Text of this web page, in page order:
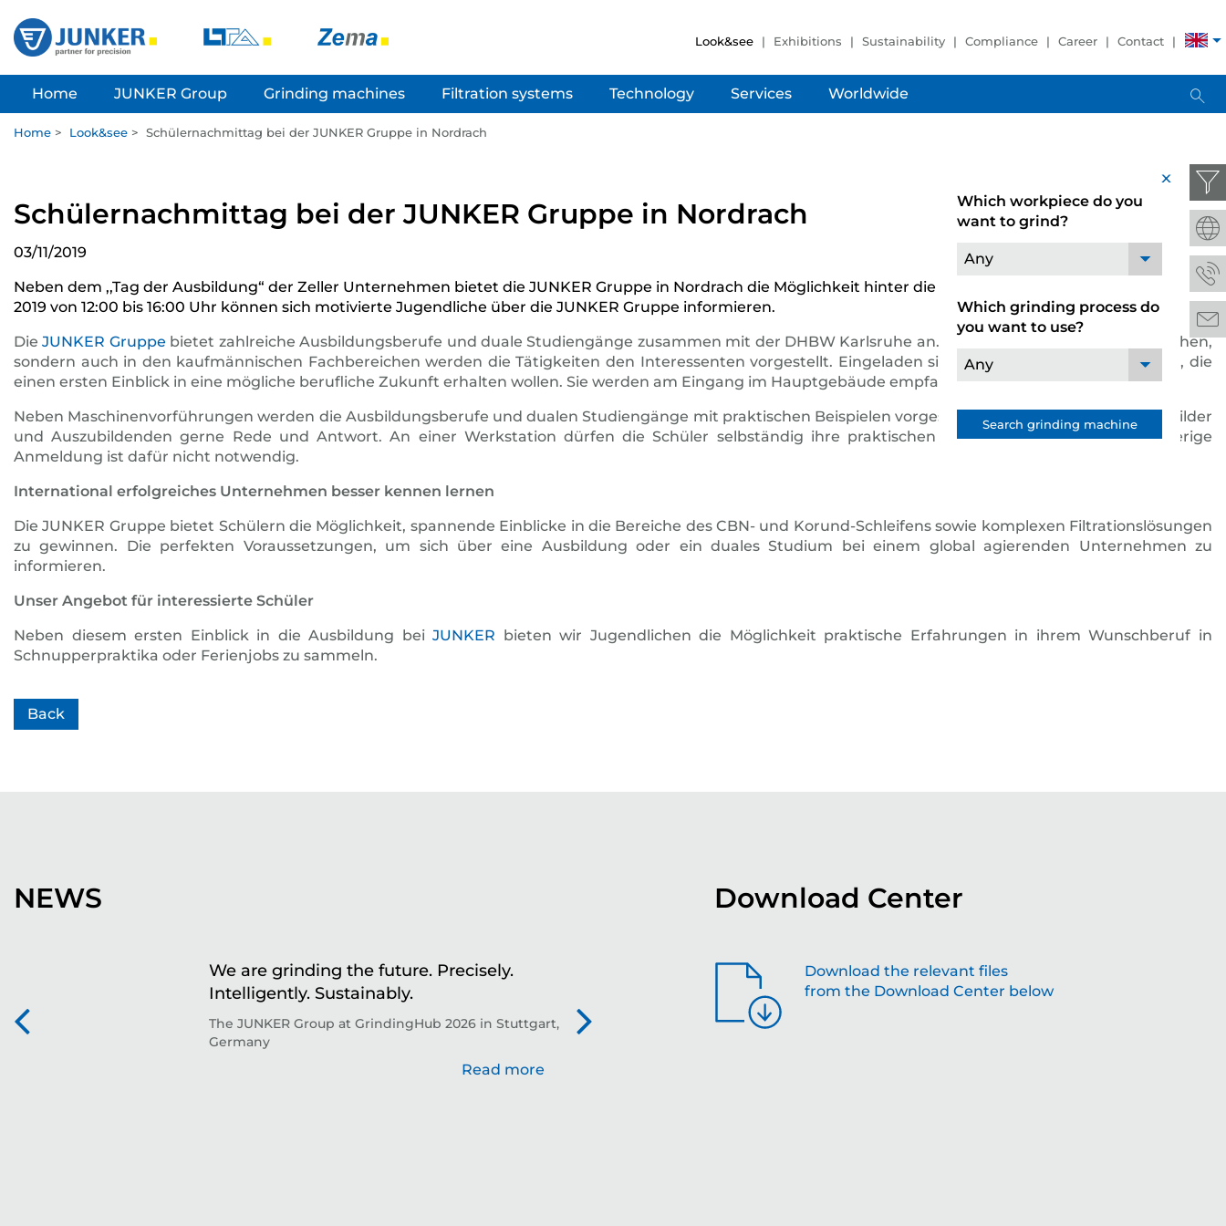
Look&see Exhibitions Sustainability Compliance Career Contact
Home JUNKER Group Grinding machines Filtration systems Technology Services Worldwide
x
Which workpiece do you
want to grind?
Any
Which grinding process do
you want to use?
Any
Search grinding machine
Home > Look&see > Schülernachmittag bei der JUNKER Gruppe in Nordrach
Schülernachmittag bei der JUNKER Gruppe in Nordrach
03/11/2019
Neben dem ,,Tag der Ausbildung“ der Zeller Unternehmen bietet die JUNKER Gruppe in Nordrach die Möglichkeit hinter die Kulissen zu blicken. Am 06. April
2019 von 12:00 bis 16:00 Uhr können sich motivierte Jugendliche über die JUNKER Gruppe informieren.
DieJUNKER Gruppe bietet zahlreiche Ausbildungsberufe und duale Studiengänge zusammen mit der DHBW Karlsruhe an. Nicht nur in technischen Bereichen,
sondern auch in den kaufmännischen Fachbereichen werden die Tätigkeiten den Interessenten vorgestellt. Eingeladen sind Jugendliche mit ihren Eltern, die
einen ersten Einblick in eine mögliche berufliche Zukunft erhalten wollen. Sie werden am Eingang im Hauptgebäude empfangen.
Neben Maschinenvorführungen werden die Ausbildungsberufe und dualen Studiengänge mit praktischen Beispielen vorgestellt. Dabei stehen unsere Ausbilder
und Auszubildenden gerne Rede und Antwort. An einer Werkstation dürfen die Schüler selbständig ihre praktischen Fähigkeiten testen. Eine vorherige
Anmeldung ist dafür nicht notwendig.
International erfolgreiches Unternehmen besser kennen lernen
Die JUNKER Gruppe bietet Schülern die Möglichkeit, spannende Einblicke in die Bereiche des CBN- und Korund-Schleifens sowie komplexen Filtrationslösungen
zu gewinnen. Die perfekten Voraussetzungen, um sich über eine Ausbildung oder ein duales Studium bei einem global agierenden Unternehmen zu
informieren.
Unser Angebot für interessierte Schüler
Neben diesem ersten Einblick in die Ausbildung beiJUNKER bieten wir Jugendlichen die Möglichkeit praktische Erfahrungen in ihrem Wunschberuf in
Schnupperpraktika oder Ferienjobs zu sammeln.
Back
NEWS
We are grinding the future. Precisely.
Intelligently. Sustainably.
The JUNKER Group at GrindingHub 2026 in Stuttgart,
Germany
Read more
Shaping the future with grinding solutions
that make a difference
Download Center
Download the relevant files
from the Download Center below